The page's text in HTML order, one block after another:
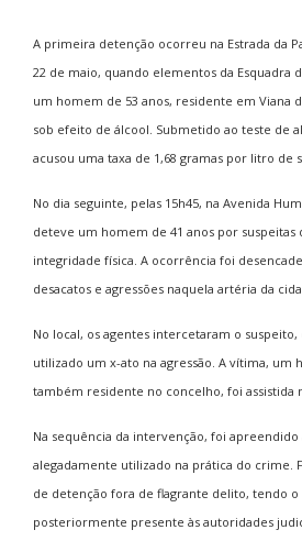
A primeira detenção ocorreu na Estrada da
22 de maio, quando elementos da Esquadra
um homem de 53 anos, residente em Viana
sob efeito de álcool. Submetido ao teste de
acusou uma taxa de 1,68 gramas por litro de
No dia seguinte, pelas 15h45, na Avenida
deteve um homem de 41 anos por suspeitas
integridade física. A ocorrência foi
desacatos e agressões naquela artéria da
No local, os agentes intercetaram o
utilizado um x-ato na agressão. A vítima, um
também residente no concelho, foi assistida
Na sequência da intervenção, foi
alegadamente utilizado na prática do crime.
de detenção fora de flagrante delito, tendo o
posteriormente presente às autoridades